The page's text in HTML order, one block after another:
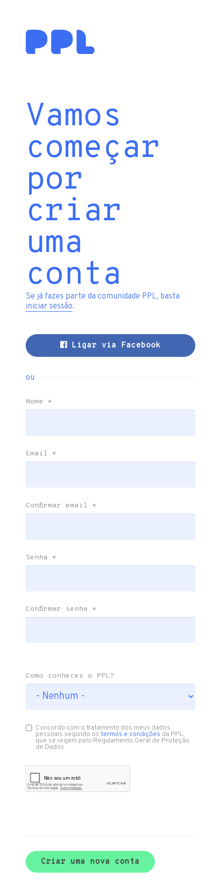
Vamos
começar
por
criar
uma
conta
Se já fazes parte da comunidade PPL, basta
iniciar sessão.
Ligar via Facebook
ou
Nome *
Email *
Confirmar email *
Senha *
Confirmar senha *
Como conheces o PPL?
Concordo com o tratamento dos meus dados
pessoais segundo ostermos e condições da PPL,
que se regem pelo Regulamento Geral de Proteção
de Dados
Criar uma nova conta